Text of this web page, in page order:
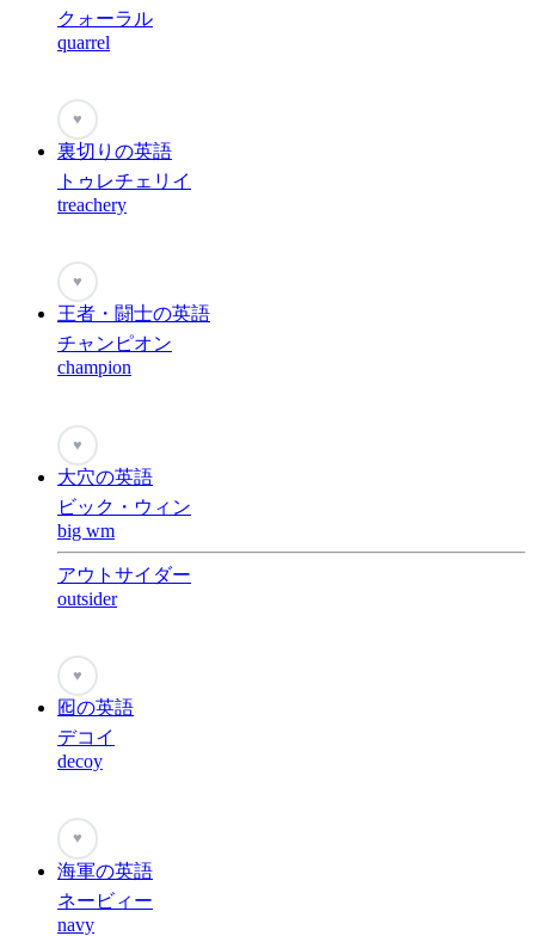
クォーラル
quarrel
♥
裏切りの英語
トゥレチェリイ
treachery
♥
王者・闘士の英語
チャンピオン
champion
♥
大穴の英語
ビック・ウィン
big wm
アウトサイダー
outsider
♥
囮の英語
デコイ
decoy
♥
海軍の英語
ネービィー
navy